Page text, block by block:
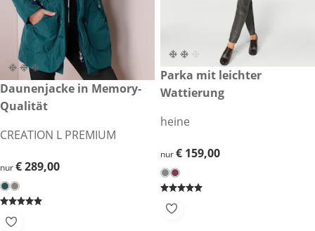
€ 289,00
Daunenjacke in Memory-
Qualität
CREATION L PREMIUM
€ 289,00
nur€ 289,00
€ 159,00
Parka mit leichter
Wattierung
heine
€ 159,00
nur€ 159,00